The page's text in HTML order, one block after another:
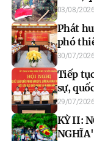
03/08/
Phát
phó
30/07/
Tiếp
sự,
29/07/
KỲ II: